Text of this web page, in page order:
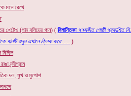
মনে রেখে
খেটেও (গান বলিয়ের গান) ( নিশান্তিকাগণসঙ্গীত গোষ্ঠী প্রকাশিত সি.
গানটি শুনুন এখানে ক্লিক করে . . . )
মিছিল
নন্দীগ্রাম
দল, মুখ ও মুখোশ